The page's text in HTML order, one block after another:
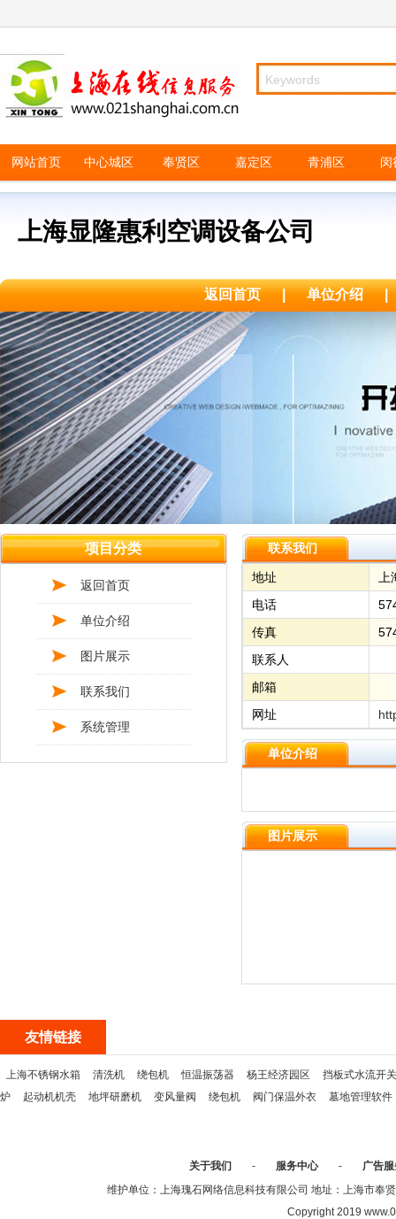
网站首页 中心城区 奉贤区 嘉定区 青浦区 闵
上海显隆惠利空调设备公司
返回首页 | 单位介绍 |
项目分类
返回首页
单位介绍
图片展示
联系我们
系统管理
联系我们
地址
电话
传真
联系人
邮箱
网址
单位介绍
图片展示
友情链接
上海不锈钢水箱 清洗机 绕包机 恒温振荡器 杨王经济园区
挡板式水流开关
炉
起动机机壳 地坪研磨机 变风量阀 绕包机 阀门保温外衣 墓地管理软件
关于我们 - 服务中心 -
广告
维护单位：上海瑰石网络信息科技有限公司 地址：上海市
Copyright 2019